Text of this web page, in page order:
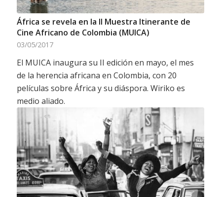
África se revela en la II Muestra Itinerante de
Cine Africano de Colombia (MUICA)
03/05/2017
El MUICA inaugura su II edición en mayo, el mes
de la herencia africana en Colombia, con 20
películas sobre África y su diáspora. Wiriko es
medio aliado.